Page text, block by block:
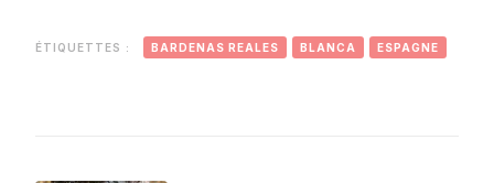
ÉTIQUETTES : BARDENAS REALES BLANCA ESPAGNE